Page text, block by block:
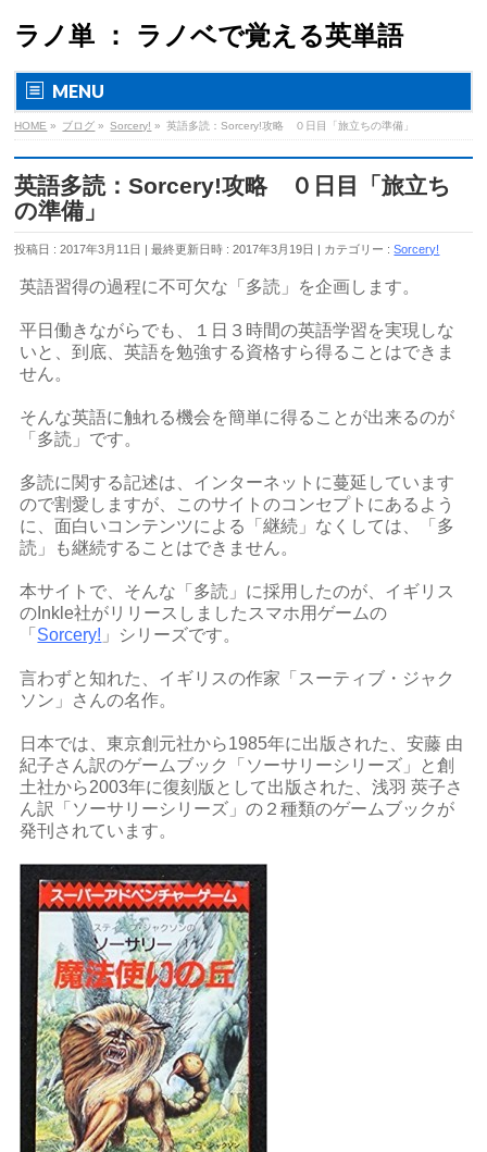
ラノ単 ： ラノベで覚える英単語
MENU
HOME » ブログ » Sorcery! » 英語多読：Sorcery!攻略 ０日目「旅立ちの準備」
英語多読：Sorcery!攻略 ０日目「旅立ち
の準備」
投稿日 : 2017年3月11日 最終更新日時 : 2017年3月19日 カテゴリー :Sorcery!
英語習得の過程に不可欠な「多読」を企画します。
平日働きながらでも、１日３時間の英語学習を実現しな
いと、到底、英語を勉強する資格すら得ることはできま
せん。
そんな英語に触れる機会を簡単に得ることが出来るのが
「多読」です。
多読に関する記述は、インターネットに蔓延しています
ので割愛しますが、このサイトのコンセプトにあるよう
に、面白いコンテンツによる「継続」なくしては、「多
読」も継続することはできません。
本サイトで、そんな「多読」に採用したのが、イギリス
のInkle社がリリースしましたスマホ用ゲームの
「 Sorcery! 」シリーズです。
言わずと知れた、イギリスの作家「スーティブ・ジャク
ソン」さんの名作。
日本では、東京創元社から1985年に出版された、安藤 由
紀子さん訳のゲームブック「ソーサリーシリーズ」と創
土社から2003年に復刻版として出版された、浅羽 莢子さ
ん訳「ソーサリーシリーズ」の２種類のゲームブックが
発刊されています。